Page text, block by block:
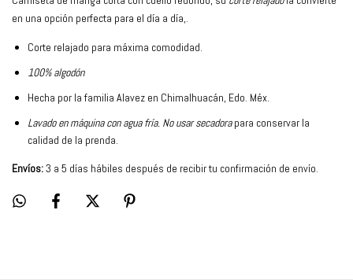
en una opción perfecta para el día a día,.
Corte relajado para máxima comodidad.
100% algodón
Hecha por la familia Alavez en Chimalhuacán, Edo. Méx.
Lavado en máquina con agua fría. No usar secadorapara conservar la
calidad de la prenda.
Envíos:3 a 5 días hábiles después de recibir tu confirmación de envío.